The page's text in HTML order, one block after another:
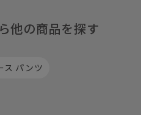
他の商品を探す
ス パンツ